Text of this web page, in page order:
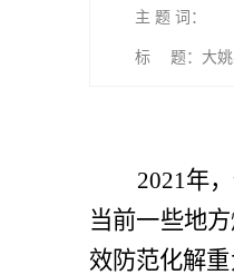
主 题 词：
标 题：大姚
2021年
当前一些地
效防范化解